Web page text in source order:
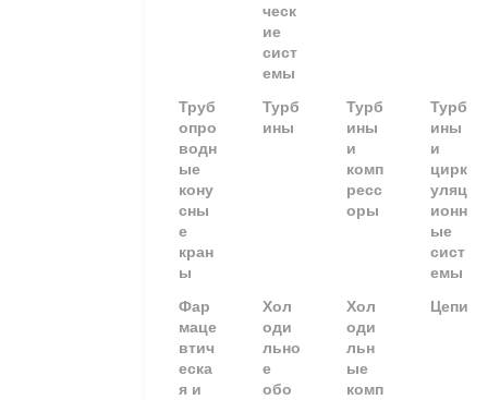
ческ
ие
сист
емы
Труб
опро
водн
ые
кону
сны
е
кран
ы
Турб
ины
Турб
ины
и
комп
ресс
оры
Турб
ины
и
цирк
уляц
ионн
ые
сист
емы
Фар
маце
втич
еска
я и
Хол
оди
льно
е
обо
Хол
оди
льн
ые
комп
Цепи